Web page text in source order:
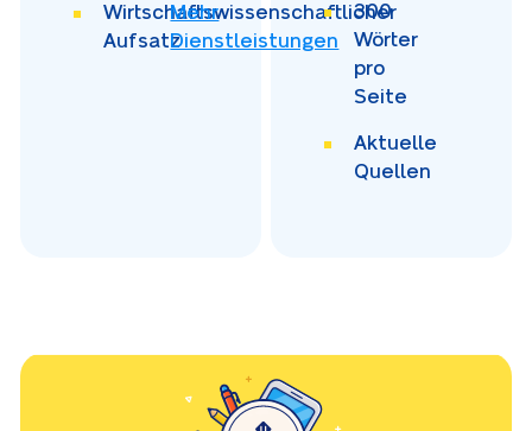
Wirtschaftswissenschaftlicher
Aufsatz
Mehr
Dienstleistungen
300
Wörter
pro
Seite
Aktuelle
Quellen